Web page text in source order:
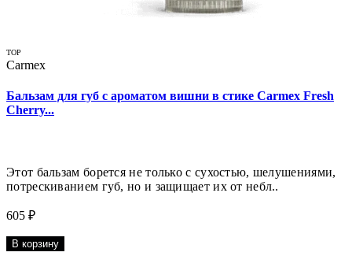
TOP
Carmex
Бальзам для губ с ароматом вишни в стике Carmex Fresh
Cherry...
Этот бальзам борется не только с сухостью, шелушениями,
потрескиванием губ, но и защищает их от небл..
605 ₽
В корзину